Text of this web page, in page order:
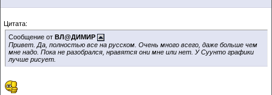
Цитата:
Сообщение от ВЛ@ДИМИР
Привет. Да, полностью все на русском. Очень много всего, даже больше чем
мне надо. Пока не разобрался, нравятся они мне или нет. У Суунто графики
лучше рисует.